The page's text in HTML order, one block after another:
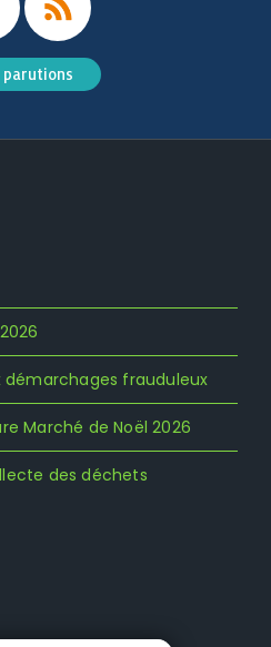
parutions
démarchages frauduleux
Marché de Noël 2026
des déchets